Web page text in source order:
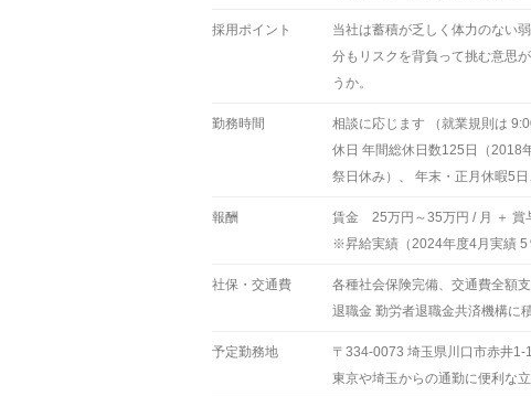
採用ポイント
当社は蓄積が乏しく体力のない
分もリスクを背負って挑む意思
うか。
勤務時間
相談に応じます （就業規則は
休日 年間総休日数125日（2018
祭日休み）、 年末・正月休暇
報酬
賃金 25万円～35万円 / 月 ＋ 賞
※昇給実績（2024年度4月実績 5
社保・交通費
各種社会保険完備、交通費全額
退職金 勤労者退職金共済機構に
予定勤務地
〒334-0073 埼玉県川口市赤井1-
東京や埼玉からの通勤に便利な立